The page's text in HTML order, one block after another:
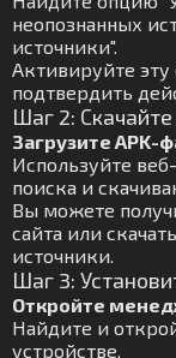
неопознанных
источники".
Активируйте
подтвердить
Шаг 2:
Загрузите APK-
Используйте
поиска и
Вы можете
сайта или
источники.
Шаг 3:
Откройте
Найдите и
устройстве.